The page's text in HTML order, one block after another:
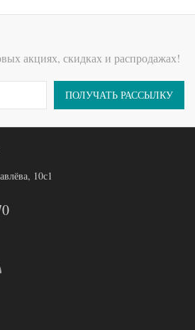
акциях, скидках и распродажах!
ПОЛУЧАТЬ РАССЫЛКУ
10с1